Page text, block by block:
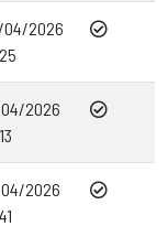
2026
2026
2026